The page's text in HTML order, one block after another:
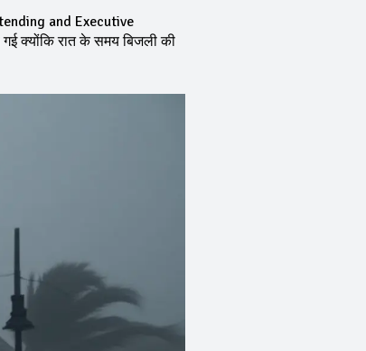
and Executive
क्योंकि रात के समय बिजली की